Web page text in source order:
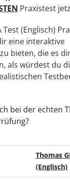
Praxistest
Test (Englisch)
eine interaktive
bieten, die es
als würdest du
bei der echten
Thomas
(Englisch)